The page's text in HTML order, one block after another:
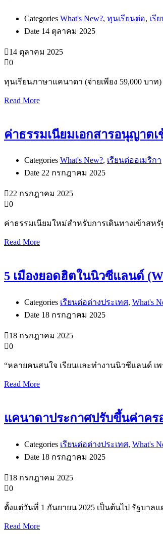
Categories What's New?, ทุนเรียนต่อ, เรี
Date 14 ตุลาคม 2025
14 ตุลาคม 2025
0
ทุนเรียนภาษาแคนาดา (จ่ายเพียง 59,000 บ
Read More
ค่าธรรมเนียมเอกสารอนุญาต
Categories What's New?, เรียนต่ออเมริกา
Date 22 กรกฎาคม 2025
22 กรกฎาคม 2025
0
ค่าธรรมเนียมใหม่สำหรับการเดินทางเข้าสห
Read More
5 เมืองยอดฮิตในนิวซีแลนด์
Categories เรียนต่อต่างประเทศ, What's
Date 18 กรกฎาคม 2025
18 กรกฎาคม 2025
0
“หลายคนสนใจ เรียนและทำงานนิวซีแลนด์
Read More
แคนาดาประกาศปรับขึ้นค่าคร
Categories เรียนต่อต่างประเทศ, What's
Date 18 กรกฎาคม 2025
18 กรกฎาคม 2025
0
ตั้งแต่วันที่ 1 กันยายน 2025 เป็นต้นไป รัฐบาล
Read More